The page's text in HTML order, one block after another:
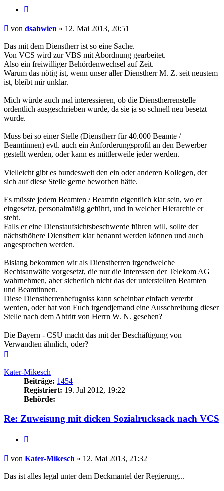
Beitrag
von dsabwien » 12. Mai 2013, 20:51
Das mit dem Dienstherr ist so eine Sache.
Von VCS wird zur VBS mit Abordnung gearbeitet.
Also ein freiwilliger Behördenwechsel auf Zeit.
Warum das nötig ist, wenn unser aller Dienstherr M. Z. seit neustem
ist, bleibt mir unklar.
Mich würde auch mal interessieren, ob die Dienstherrenstelle
ordentlich ausgeschrieben wurde, da sie ja so schnell neu besetzt
wurde.
Muss bei so einer Stelle (Dienstherr für 40.000 Beamte /
Beamtinnen) evtl. auch ein Anforderungsprofil an den Bewerber
gestellt werden, oder kann es mittlerweile jeder werden.
Vielleicht gibt es bundesweit den ein oder anderen Kollegen, der
sich auf diese Stelle gerne beworben hätte.
Es müsste jedem Beamten / Beamtin eigentlich klar sein, wo er
eingesetzt, personalmäßig geführt, und in welcher Hierarchie er
steht.
Falls er eine Dienstaufsichtsbeschwerde führen will, sollte der
nächsthöhere Dienstherr klar benannt werden können und auch
angesprochen werden.
Bislang bekommen wir als Dienstherren irgendwelche
Rechtsanwälte vorgesetzt, die nur die Interessen der Telekom AG
wahrnehmen, aber sicherlich nicht das der unterstellten Beamten
und Beamtinnen.
Diese Dienstherrenbefugniss kann scheinbar einfach vererbt
werden, oder hat von Euch irgendjemand eine Ausschreibung dieser
Stelle nach dem Abtritt von Herrn W. N. gesehen?
Die Bayern - CSU macht das mit der Beschäftigung von
Verwandten ähnlich, oder?
Kater-Mikesch
Beiträge: 1454
Registriert: 19. Jul 2012, 19:22
Behörde:
Re: Zuweisung mit dicken Sozialrucksack nach VCS
Beitrag
von Kater-Mikesch » 12. Mai 2013, 21:32
Das ist alles legal unter dem Deckmantel der Regierung...